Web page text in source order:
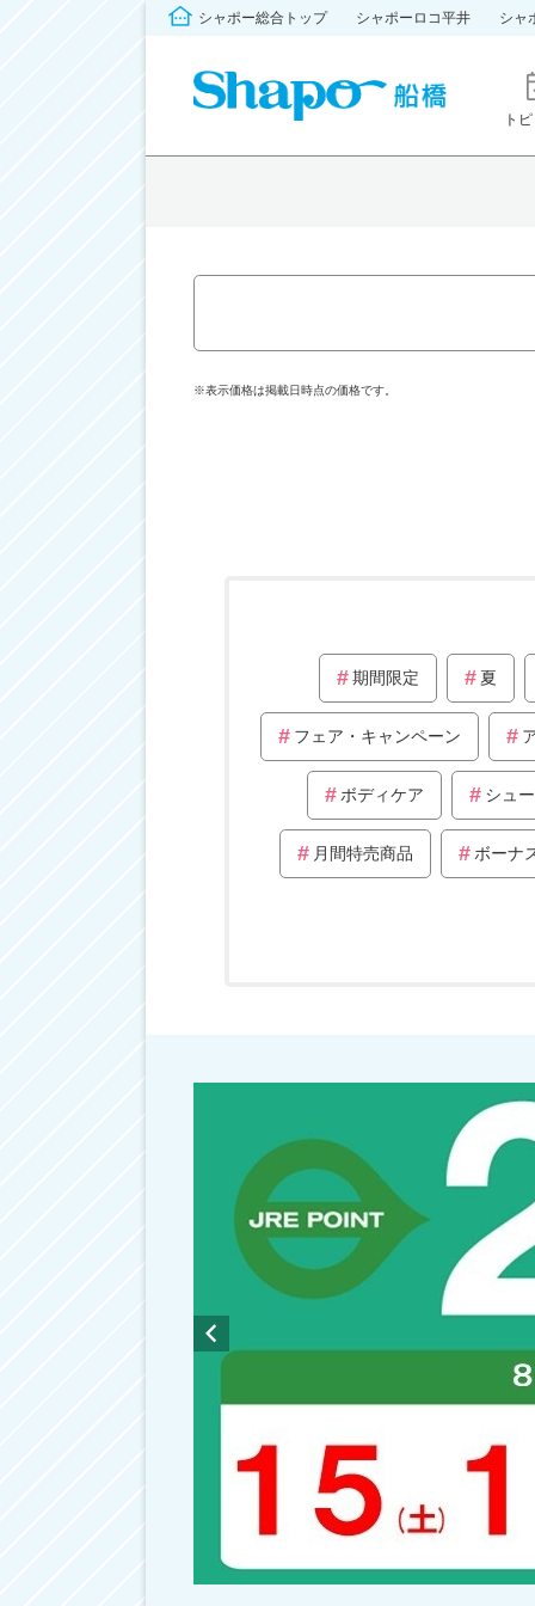
シャポー総合トップ シャポーロコ平井 シャ
ト
※表示価格は掲載日時点の価格です。
期間限定 夏
フェア・キャンペーン
ボディケア シュ
月間特売商品 ボーナ